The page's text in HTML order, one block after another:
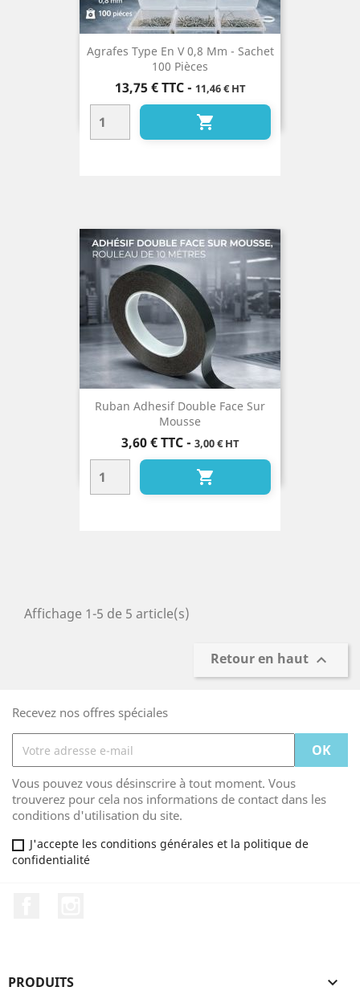
Agrafes Type En V 0,8 Mm - Sachet
100 Pièces
Prix
13,75 € TTC- 11,46 € HT

Ruban Adhesif Double Face Sur
Mousse
Prix
3,60 € TTC- 3,00 € HT

Affichage 1-5 de 5 article(s)
Retour en haut 
Recevez nos offres spéciales
Vous pouvez vous désinscrire à tout moment. Vous
trouverez pour cela nos informations de contact dans les
conditions d'utilisation du site.
J'accepte les conditions générales et la politique de
confidentialité
PRODUITS 